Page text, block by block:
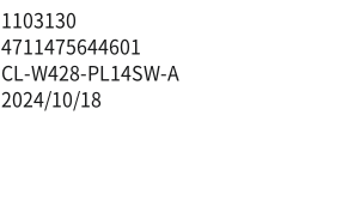
1103130
4711475644601
CL-W428-PL14SW-A
2024/10/18